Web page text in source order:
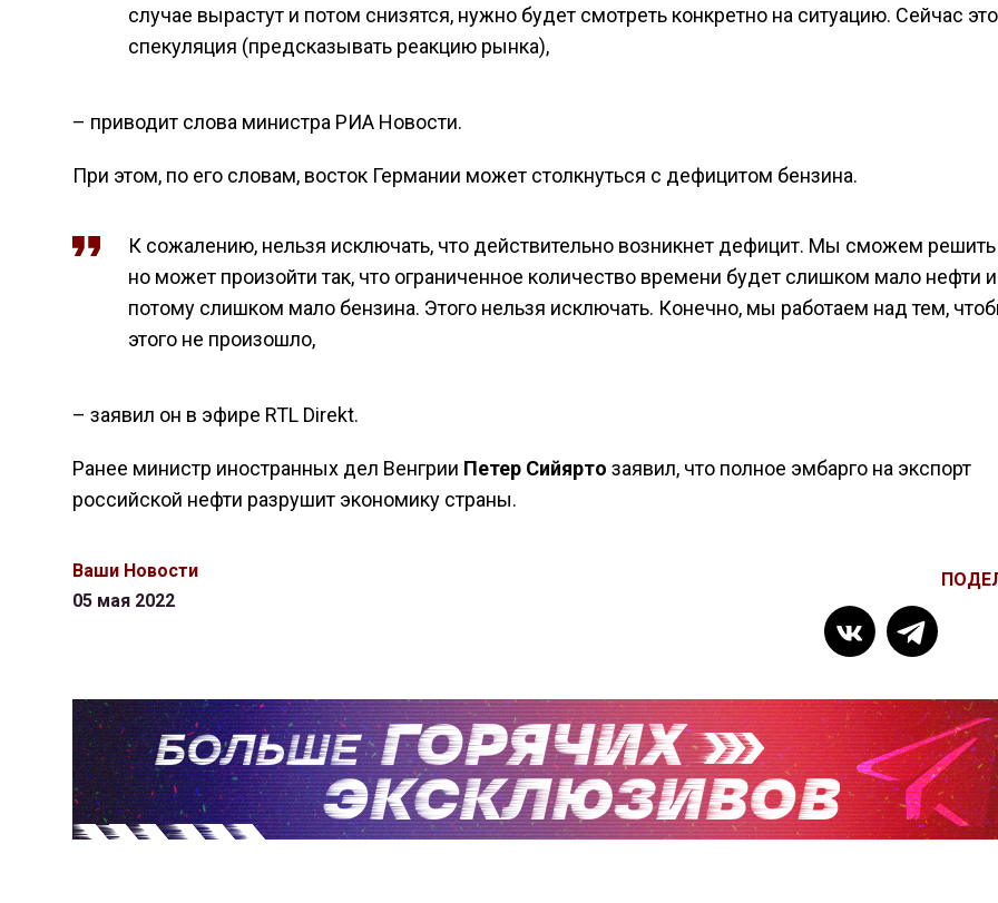
случае вырастут и потом снизятся, нужно будет смотреть конкретно на ситуацию. Сейчас это
спекуляция (предсказывать реакцию рынка),
– приводит слова министра РИА Новости.
При этом, по его словам, восток Германии может столкнуться с дефицитом бензина.
К сожалению, нельзя исключать, что действительно возникнет дефицит. Мы сможем решить
но может произойти так, что ограниченное количество времени будет слишком мало нефти и
потому слишком мало бензина. Этого нельзя исключать. Конечно, мы работаем над тем,
этого не произошло,
– заявил он в эфире RTL Direkt.
Ранее министр иностранных дел Венгрии Петер Сийярто заявил, что полное эмбарго на экспорт
российской нефти разрушит экономику страны.
Ваши Новости
05 мая 2022